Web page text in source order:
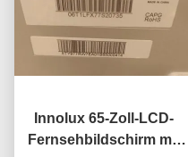
Innolux 65-Zoll-LCD-
Fernsehbildschirm mit